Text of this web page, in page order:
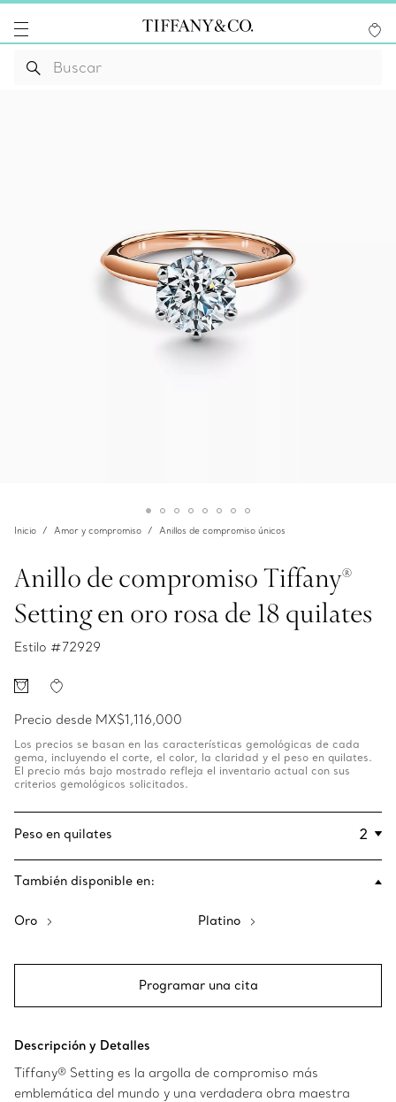
Inicio Amor y compromiso Anillos de compromiso únicos
Anillo de compromiso Tiffany®
Setting en oro rosa de 18 quilates
Estilo #72929
Precio desde MX$1,116,000
Los precios se basan en las características gemológicas de cada
gema, incluyendo el corte, el color, la claridad y el peso en quilates.
El precio más bajo mostrado refleja el inventario actual con sus
criterios gemológicos solicitados.
Peso en quilates
También disponible en:
Oro Platino
Programar una cita
Descripción y Detalles
Tiffany® Setting es la argolla de compromiso más
emblemática del mundo y una verdadera obra maestra